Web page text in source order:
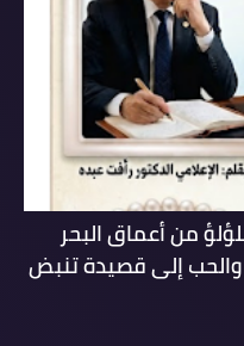
من أعماق البحر
إلى قصيدة تنبض